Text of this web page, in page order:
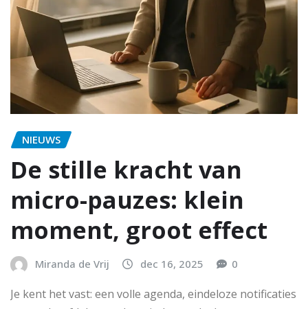
NIEUWS
De stille kracht van
micro-pauzes: klein
moment, groot effect
Miranda de Vrij dec 16, 2025 0
Je kent het vast: een volle agenda, eindeloze notificaties